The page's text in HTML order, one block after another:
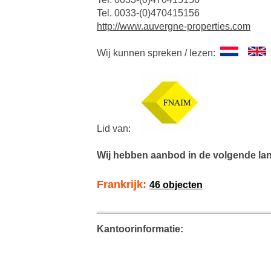
Tel. 0033-(0)470415156
http://www.auvergne-properties.com
Wij kunnen spreken / lezen:
Lid van:
Wij hebben aanbod in de volgende
Frankrijk: 46 objecten
Kantoorinformatie: